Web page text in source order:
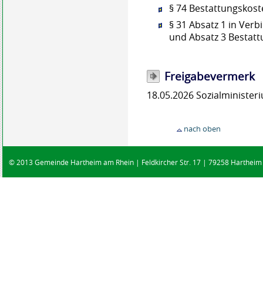
§ 74
§ 31 Absatz 1 in
und Absatz 3
Freigabevermerk
18.05.2026
nach oben
© 2013 Gemeinde Hartheim am Rhein | Feldkircher Str. 17 | 79258